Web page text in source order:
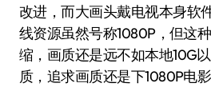
改进，而大画头戴电视本身软
线资源虽然号称1080P，但这
缩，画质还是远不如本地10G
质，追求画质还是下1080P电影